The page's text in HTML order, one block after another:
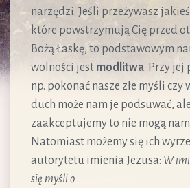
narzędzi. Jeśli przeżywasz
które powstrzymują Cię przed
Bożą Łaskę, to podstawowym
wolności jest modlitwa. Przy jej
np. pokonać nasze złe myśli czy
duch może nam je podsuwać,
zaakceptujemy to nie mogą
Natomiast możemy się ich
autorytetu imienia Jezusa: W
się myśli o…